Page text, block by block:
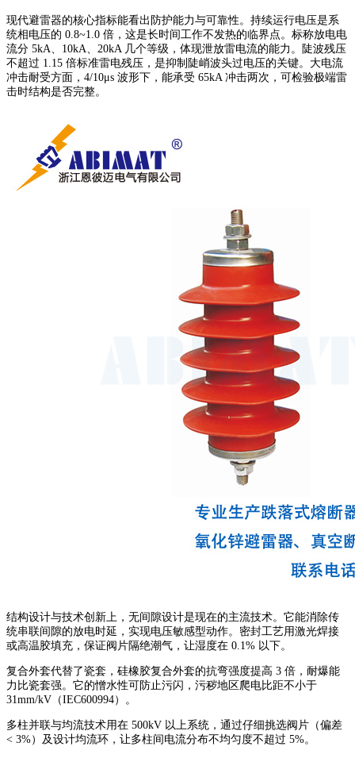
现代避雷器的核心指标能看出防护能力与可靠性。持续运行电压是系
统相电压的 0.8~1.0 倍，这是长时间工作不发热的临界点。标称放电电
流分 5kA、10kA、20kA 几个等级，体现泄放雷电流的能力。陡波残压
不超过 1.15 倍标准雷电残压，是抑制陡峭波头过电压的关键。大电流
冲击耐受方面，4/10μs 波形下，能承受 65kA 冲击两次，可检验极端雷
击时结构是否完整。
结构设计与技术创新上，无间隙设计是现在的主流技术。它能消除传
统串联间隙的放电时延，实现电压敏感型动作。密封工艺用激光焊接
或高温胶填充，保证阀片隔绝潮气，让湿度在 0.1% 以下。
复合外套代替了瓷套，硅橡胶复合外套的抗弯强度提高 3 倍，耐爆能
力比瓷套强。它的憎水性可防止污闪，污秽地区爬电比距不小于
31mm/kV（IEC600994）。
多柱并联与均流技术用在 500kV 以上系统，通过仔细挑选阀片（偏差
< 3%）及设计均流环，让多柱间电流分布不均匀度不超过 5%。